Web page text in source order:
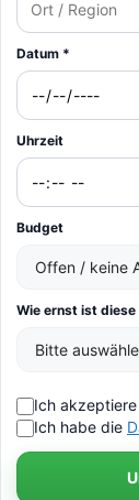
Datum *
Uhrzeit
Budget
Wie ernst ist
Ich
Ich habe die